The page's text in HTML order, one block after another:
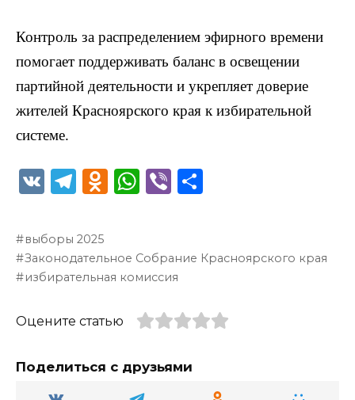
Контроль за распределением эфирного времени
помогает поддерживать баланс в освещении
партийной деятельности и укрепляет доверие
жителей Красноярского края к избирательной
системе.
V
T
e
g
ra
O
o
kl
ss
ni
ki
W
ts
A
p
p
Vi
р
в
и
ь
выборы 2025
Законодательное Собрание Красноярского края
избирательная комиссия
Оцените статью
Поделиться с друзьями